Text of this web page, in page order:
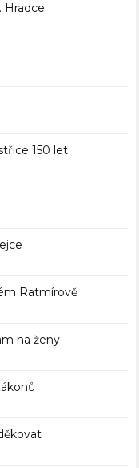
Hradce
150 let
Ratmírově
na ženy